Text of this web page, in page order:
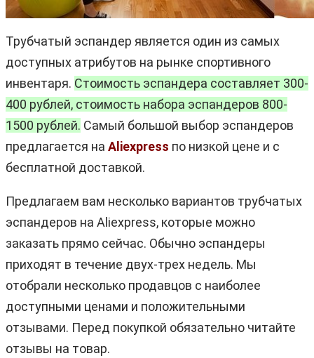
Трубчатый эспандер является один из самых
доступных атрибутов на рынке спортивного
инвентаря. Стоимость эспандера составляет 300-
400 рублей, стоимость набора эспандеров 800-
1500 рублей. Самый большой выбор эспандеров
предлагается на Aliexpress по низкой цене и с
бесплатной доставкой.
Предлагаем вам несколько вариантов трубчатых
эспандеров на Aliexpress, которые можно
заказать прямо сейчас. Обычно эспандеры
приходят в течение двух-трех недель. Мы
отобрали несколько продавцов с наиболее
доступными ценами и положительными
отзывами. Перед покупкой обязательно читайте
отзывы на товар.